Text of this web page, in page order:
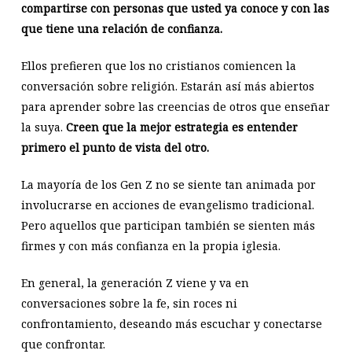
compartirse con personas que usted ya conoce y con las
que tiene una relación de confianza.
Ellos prefieren que los no cristianos comiencen la
conversación sobre religión. Estarán así más abiertos
para aprender sobre las creencias de otros que enseñar
la suya. Creen que la mejor estrategia es entender
primero el punto de vista del otro.
La mayoría de los Gen Z no se siente tan animada por
involucrarse en acciones de evangelismo tradicional.
Pero aquellos que participan también se sienten más
firmes y con más confianza en la propia iglesia.
En general, la generación Z viene y va en
conversaciones sobre la fe, sin roces ni
confrontamiento, deseando más escuchar y conectarse
que confrontar.